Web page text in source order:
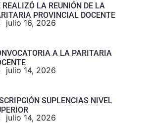
REALIZÓ LA REUNIÓN DE LA
PROVINCIAL DOCENTE
julio 16, 2026
A LA PARITARIA
julio 14, 2026
SUPLENCIAS NIVEL
julio 14, 2026